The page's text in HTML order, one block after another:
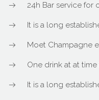
24h Bar service for
It is a long
Moet Champagne
One drink at at
It is a long